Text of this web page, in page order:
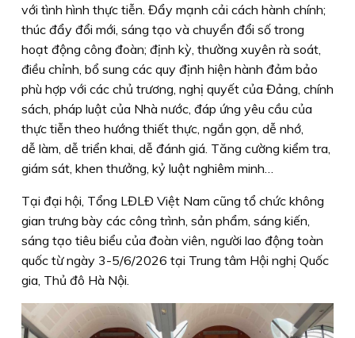
với tình hình thực tiễn. Đẩy mạnh cải cách hành chính;
thúc đẩy đổi mới, sáng tạo và chuyển đổi số trong
hoạt động công đoàn; định kỳ, thường xuyên rà soát,
điều chỉnh, bổ sung các quy định hiện hành đảm bảo
phù hợp với các chủ trương, nghị quyết của Đảng, chính
sách, pháp luật của Nhà nước, đáp ứng yêu cầu của
thực tiễn theo hướng thiết thực, ngắn gọn, dễ nhớ,
dễ làm, dễ triển khai, dễ đánh giá. Tăng cường kiểm tra,
giám sát, khen thưởng, kỷ luật nghiêm minh…
Tại đại hội, Tổng LĐLĐ Việt Nam cũng tổ chức không
gian trưng bày các công trình, sản phẩm, sáng kiến,
sáng tạo tiêu biểu của đoàn viên, người lao động toàn
quốc từ ngày 3-5/6/2026 tại Trung tâm Hội nghị Quốc
gia, Thủ đô Hà Nội.